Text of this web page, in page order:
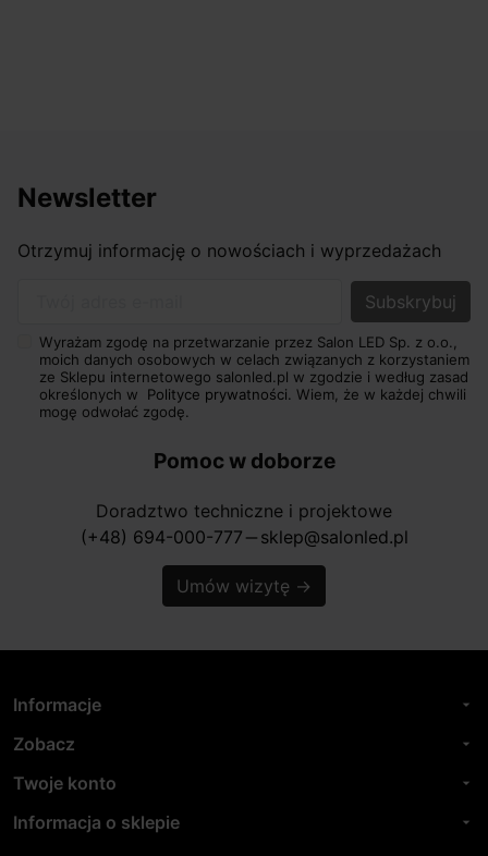
Newsletter
Otrzymuj informację o nowościach i wyprzedażach
Wyrażam zgodę na przetwarzanie przez Salon LED Sp. z o.o.,
moich danych osobowych w celach związanych z korzystaniem
ze Sklepu internetowego salonled.pl w zgodzie i według zasad
określonych w Polityce prywatności. Wiem, że w każdej chwili
mogę odwołać zgodę.
Pomoc w doborze
Doradztwo techniczne i projektowe
(+48) 694-000-777 horizontal_rule sklep@salonled.pl
Umów wizytę →
Informacje arrow_drop_down
Zobacz arrow_drop_down
Twoje konto arrow_drop_down
Informacja o sklepie arrow_drop_down